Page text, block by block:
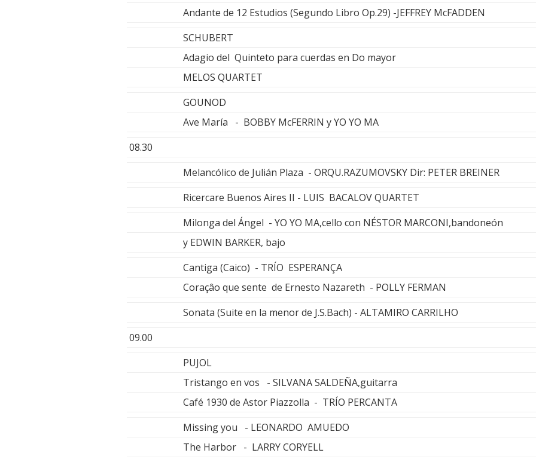
Andante de 12 Estudios (Segundo Libro Op.29) -JEFFREY McFADDEN
SCHUBERT
Adagio del Quinteto para cuerdas en Do mayor
MELOS QUARTET
GOUNOD
Ave María - BOBBY McFERRIN y YO YO MA
08.30
Melancólico de Julián Plaza - ORQU.RAZUMOVSKY Dir: PETER BREINER
Ricercare Buenos Aires II - LUIS BACALOV QUARTET
Milonga del Ángel - YO YO MA,cello con NÉSTOR MARCONI,bandoneón
y EDWIN BARKER, bajo
Cantiga (Caico) - TRÍO ESPERANÇA
Coraçâo que sente de Ernesto Nazareth - POLLY FERMAN
Sonata (Suite en la menor de J.S.Bach) - ALTAMIRO CARRILHO
09.00
PUJOL
Tristango en vos - SILVANA SALDEÑA,guitarra
Café 1930 de Astor Piazzolla - TRÍO PERCANTA
Missing you - LEONARDO AMUEDO
The Harbor - LARRY CORYELL